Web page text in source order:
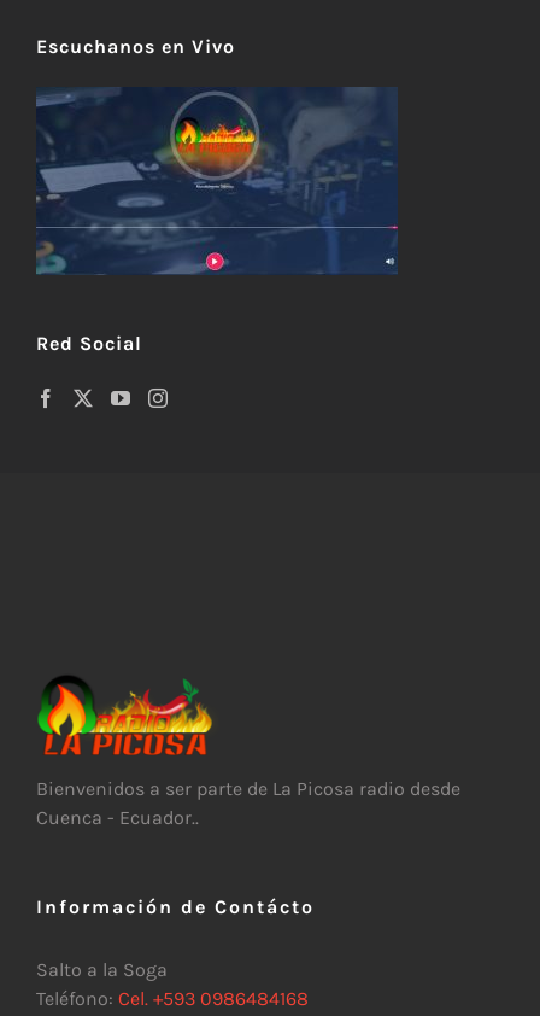
Escuchanos en Vivo
Red Social
Bienvenidos a ser parte de La Picosa radio desde
Cuenca - Ecuador..
Información de Contácto
Salto a la Soga
Teléfono: Cel. +593 0986484168